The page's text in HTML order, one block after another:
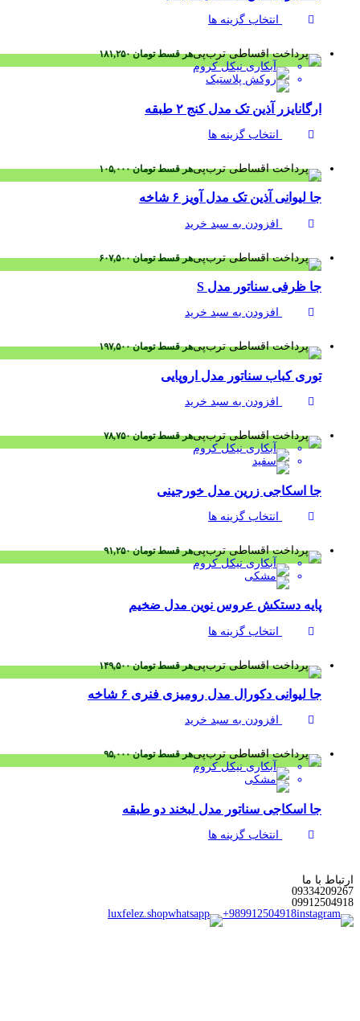
انتخاب گزینه ها
هر قسطتومان۱۸۱,۲۵۰
ارگانایزر آذین تک مدل کنج ۲ طبقه
انتخاب گزینه ها
هر قسطتومان۱۰۵,۰۰۰
جا لیوانی آذین تک مدل آویز ۶ شاخه
افزودن به سبد خرید
هر قسطتومان۶۰۷,۵۰۰
جا ظرفی سناتور مدل S
افزودن به سبد خرید
هر قسطتومان۱۹۷,۵۰۰
توری کباب سناتور مدل اروپایی
افزودن به سبد خرید
هر قسطتومان۷۸,۷۵۰
جا اسکاجی زرین مدل خورجینی
انتخاب گزینه ها
هر قسطتومان۹۱,۲۵۰
پایه دستکش عروس نوین مدل ضخیم
انتخاب گزینه ها
هر قسطتومان۱۴۹,۵۰۰
جا لیوانی دکورال مدل رومیزی فنری ۶ شاخه
افزودن به سبد خرید
هر قسطتومان۹۵,۰۰۰
جا اسکاجی سناتور مدل لبخند دو طبقه
انتخاب گزینه ها
ارتباط با ما
09334209267
09912504918
luxfelez.shop
+989912504918